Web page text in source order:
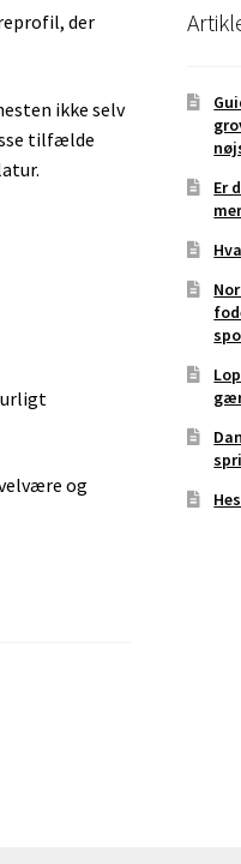
der
ikke selv
tilfælde
og
Er